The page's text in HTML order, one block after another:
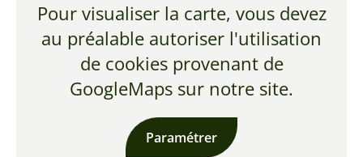
Pour visualiser la carte, vous devez
au préalable autoriser l'utilisation
de cookies provenant de
GoogleMaps sur notre site.
Paramétrer